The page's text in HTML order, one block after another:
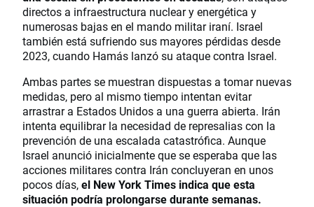
directos a infraestructura nuclear y energética y
numerosas bajas en el mando militar iraní. Israel
también está sufriendo sus mayores pérdidas desde
2023, cuando Hamás lanzó su ataque contra Israel.
Ambas partes se muestran dispuestas a tomar nuevas
medidas, pero al mismo tiempo intentan evitar
arrastrar a Estados Unidos a una guerra abierta. Irán
intenta equilibrar la necesidad de represalias con la
prevención de una escalada catastrófica. Aunque
Israel anunció inicialmente que se esperaba que las
acciones militares contra Irán concluyeran en unos
pocos días,el New York Times indica que esta
situación podría prolongarse durante semanas.